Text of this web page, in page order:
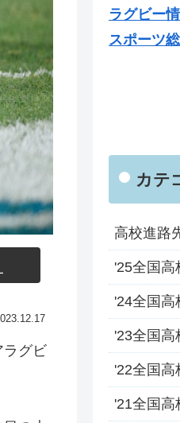
ラグビ
ラグビー
スポーツ
カテ
高校進路
'25全国高
'24全国高
'23全国高
'22全国高
'21全国高